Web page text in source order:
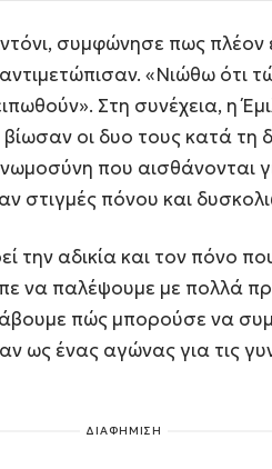
συμφώνησε πως πλέον
«Νιώθω ότι
Στη συνέχεια, η
οι δυο τους κατά τη
που αισθάνονται
στιγμές πόνου και
την αδικία και τον πόνο
να παλέψουμε με πολλά
πώς μπορούσε να
ως ένας αγώνας για τις
ΔΙΑΦΗΜΙΣΗ